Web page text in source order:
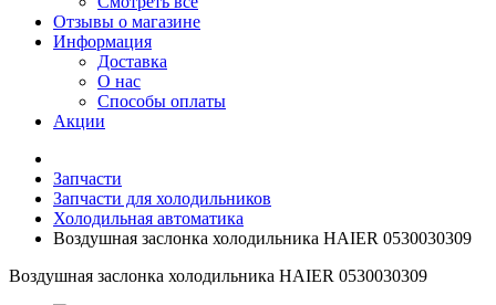
Отзывы о магазине
Информация
Доставка
О нас
Способы оплаты
Акции
Запчасти
Запчасти для холодильников
Холодильная автоматика
Воздушная заслонка холодильника HAIER 0530030309
Воздушная заслонка холодильника HAIER 0530030309